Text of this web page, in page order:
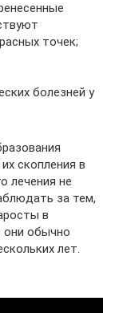
точек;
болезней у
скопления в
лечения не
за тем,
в
они обычно
лет.